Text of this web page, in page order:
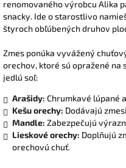
renomovaného výrobcu Alika
snacky. Ide o starostlivo
štyroch obľúbených druhov
Zmes ponúka vyvážený
orechov, ktoré sú opražené na
jedlú soľ:
Arašidy: Chrumkavé lúpané
Kešu orechy: Dodávajú
Mandle: Zabezpečujú
Lieskové orechy: Doplňujú
orechovú chuť.